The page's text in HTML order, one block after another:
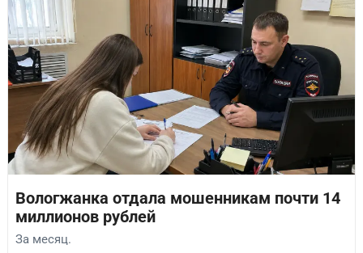
Вологжанка отдала мошенникам почти 14
миллионов рублей
За месяц.